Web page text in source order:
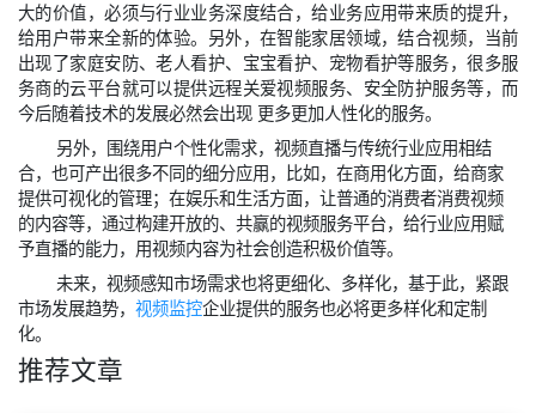
大的价值，必须与行业业务深度结合，给业务应用带来质的提升，
给用户带来全新的体验。另外，在智能家居领域，结合视频，当前
出现了家庭安防、老人看护、宝宝看护、宠物看护等服务，很多服
务商的云平台就可以提供远程关爱视频服务、安全防护服务等，而
今后随着技术的发展必然会出现 更多更加人性化的服务。
另外，围绕用户个性化需求，视频直播与传统行业应用相结
合，也可产出很多不同的细分应用，比如，在商用化方面，给商家
提供可视化的管理；在娱乐和生活方面，让普通的消费者消费视频
的内容等，通过构建开放的、共赢的视频服务平台，给行业应用赋
予直播的能力，用视频内容为社会创造积极价值等。
未来，视频感知市场需求也将更细化、多样化，基于此，紧跟
市场发展趋势， 视频监控企业提供的服务也必将更多样化和定制
化。
推荐文章